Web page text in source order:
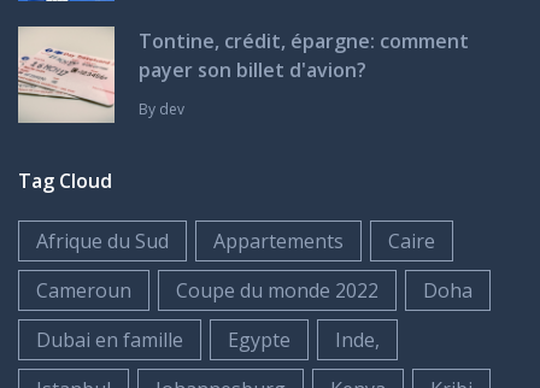
Tontine, crédit, épargne: comment
payer son billet d'avion?
By dev
Tag Cloud
Afrique du Sud Appartements
Caire
Cameroun
Coupe du monde 2022
Doha
Dubai en famille
Egypte
Inde,